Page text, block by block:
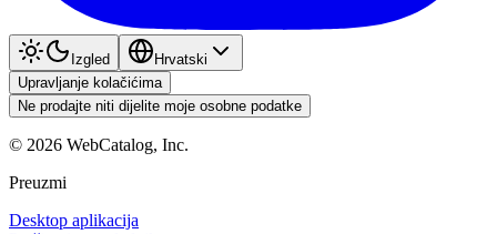
Izgled
Hrvatski
Upravljanje kolačićima
Ne prodajte niti dijelite moje osobne podatke
© 2026 WebCatalog, Inc.
Preuzmi
Desktop aplikacija